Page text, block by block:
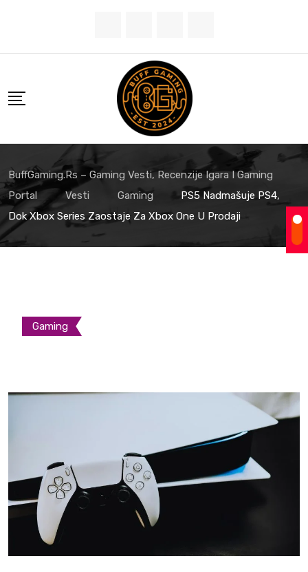
BuffGaming.rs – Gaming Vesti, Recenzije Igara I Gaming
Portal
Vesti Gaming
PS5 Nadmašuje PS4,
Dok Xbox Series Zaostaje Za Xbox One U Prodaji
Gaming